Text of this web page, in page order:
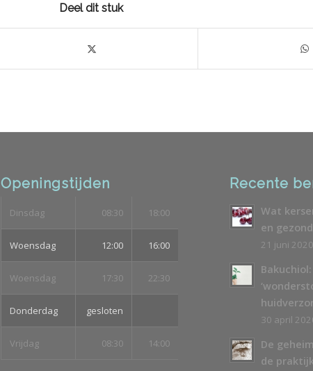
Deel dit stuk
Openingstijden
Dinsdag 08:30 18:00
Woensdag 12:00 16:00
Woensdag 17:30 22:30
Donderdag gesloten
Vrijdag 08:30 14:00
Recente
Wat
en
21 juni
30 april
De
de